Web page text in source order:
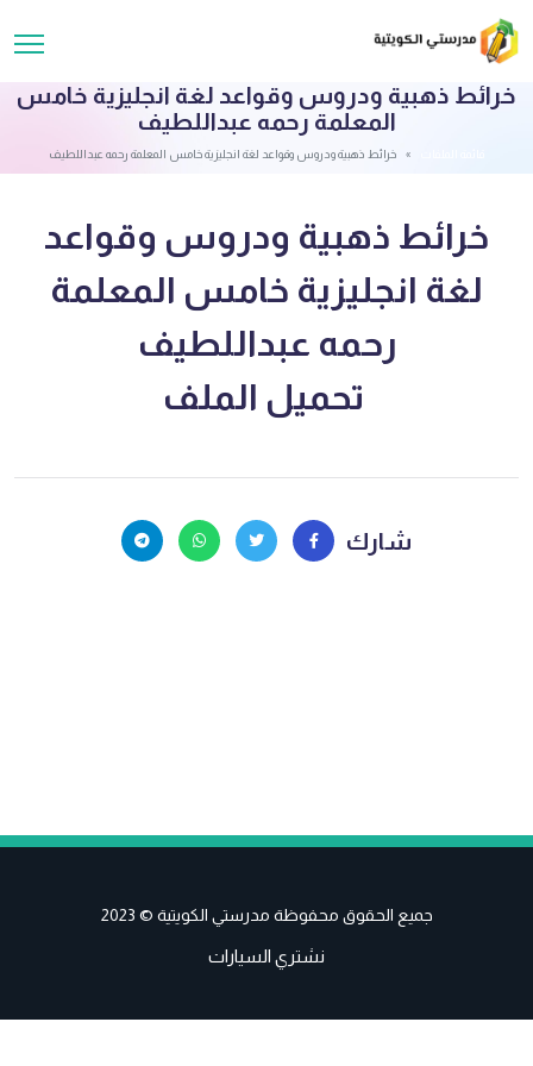
خرائط ذهبية ودروس وقواعد لغة انجليزية خامس
المعلمة رحمه عبداللطيف
خرائط ذهبية ودروس وقواعد لغة انجليزية خامس المعلمة رحمه عبداللطيف
خرائط ذهبية ودروس وقواعد
لغة انجليزية خامس المعلمة
رحمه عبداللطيف
تحميل الملف
شارك
جميع الحقوق محفوظة مدرستي الكويتية © 2023
نشتري السيارات